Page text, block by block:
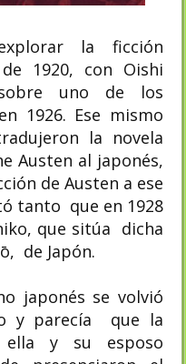
la ficción
1920, con Oishi
uno de los
1926. Ese mismo
la novela
Austen al japonés,
de Austen a ese
tanto que en 1928
que sitúa dicha
de Japón.
japonés se volvió
y parecía que la
ella y su esposo